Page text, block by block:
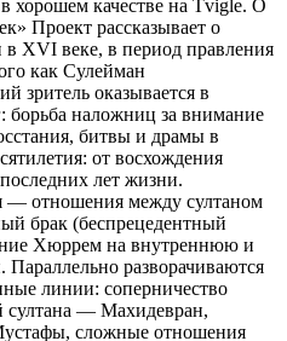
хорошем качестве на Tvigle. О
Проект рассказывает о
XVI веке, в период правления
как Сулейман
зритель оказывается в
борьба наложниц за внимание
битвы и драмы в
от восхождения
лет жизни.
— отношения между султаном
брак (беспрецедентный
Хюррем на внутреннюю и
разворачиваются
линии: соперничество
султана — Махидевран,
сложные отношения